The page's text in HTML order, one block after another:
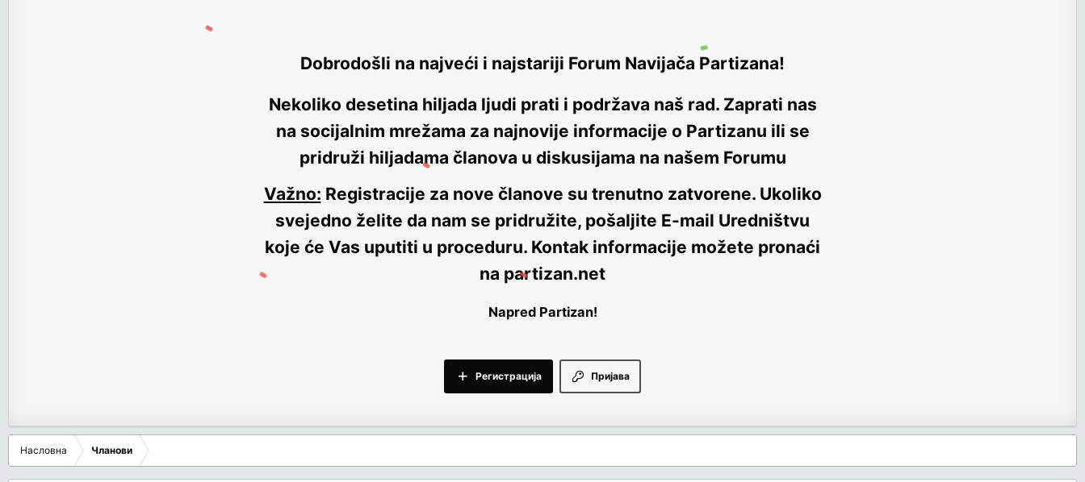
Dobrodošli na najveći i najstariji Forum Navijača Partizana!
Nekoliko desetina hiljada ljudi prati i podržava naš rad. Zaprati nas
na socijalnim mrežama za najnovije informacije o Partizanu ili se
pridruži hiljadama članova u diskusijama na našem Forumu
Važno: Registracije za nove članove su trenutno zatvorene. Ukoliko
svejedno želite da nam se pridružite, pošaljite E-mail Uredništvu
koje će Vas uputiti u proceduru. Kontak informacije možete pronaći
na partizan.net
Napred Partizan!
Пријава
Регистрација
Насловна Чланови